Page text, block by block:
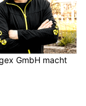
GmbH macht